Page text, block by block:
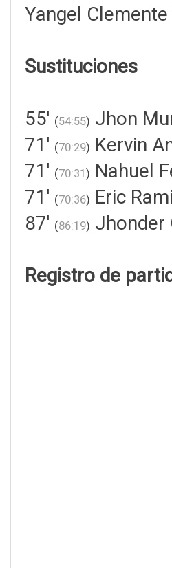
Yangel
Sustituciones
55' (54:55) Jhon
71' (70:29) Kervin
71' (70:31) Nahuel
71' (70:36) Eric
87' (86:19) Jhonder
Registro de